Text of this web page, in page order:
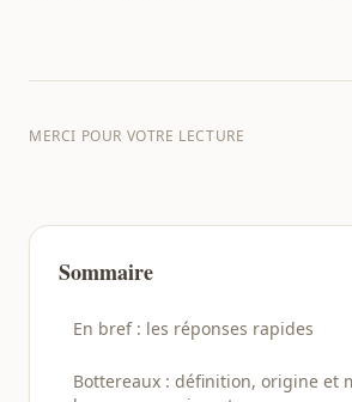
MERCI POUR VOTRE LECTURE
Sommaire
En bref : les réponses rapides
Bottereaux : définition, origine et